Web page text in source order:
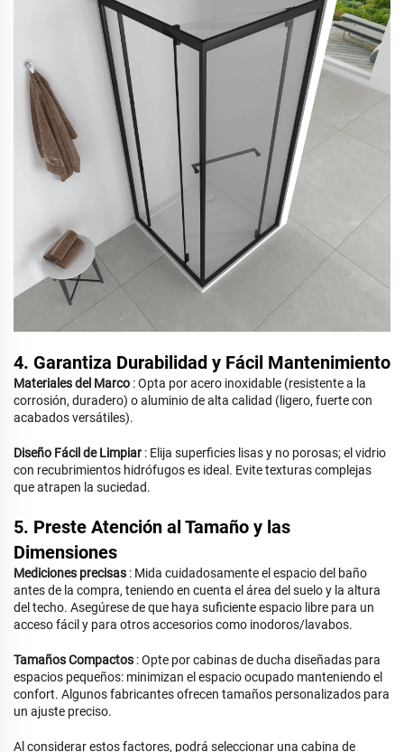
4. Garantiza Durabilidad y Fácil Mantenimiento
Materiales del Marco : Opta por acero inoxidable (resistente a la
corrosión, duradero) o aluminio de alta calidad (ligero, fuerte con
acabados versátiles).
Diseño Fácil de Limpiar : Elija superficies lisas y no porosas; el vidrio
con recubrimientos hidrófugos es ideal. Evite texturas complejas
que atrapen la suciedad.
5. Preste Atención al Tamaño y las
Dimensiones
Mediciones precisas : Mida cuidadosamente el espacio del baño
antes de la compra, teniendo en cuenta el área del suelo y la altura
del techo. Asegúrese de que haya suficiente espacio libre para un
acceso fácil y para otros accesorios como inodoros/lavabos.
Tamaños Compactos : Opte por cabinas de ducha diseñadas para
espacios pequeños: minimizan el espacio ocupado manteniendo el
confort. Algunos fabricantes ofrecen tamaños personalizados para
un ajuste preciso.
Al considerar estos factores, podrá seleccionar una cabina de